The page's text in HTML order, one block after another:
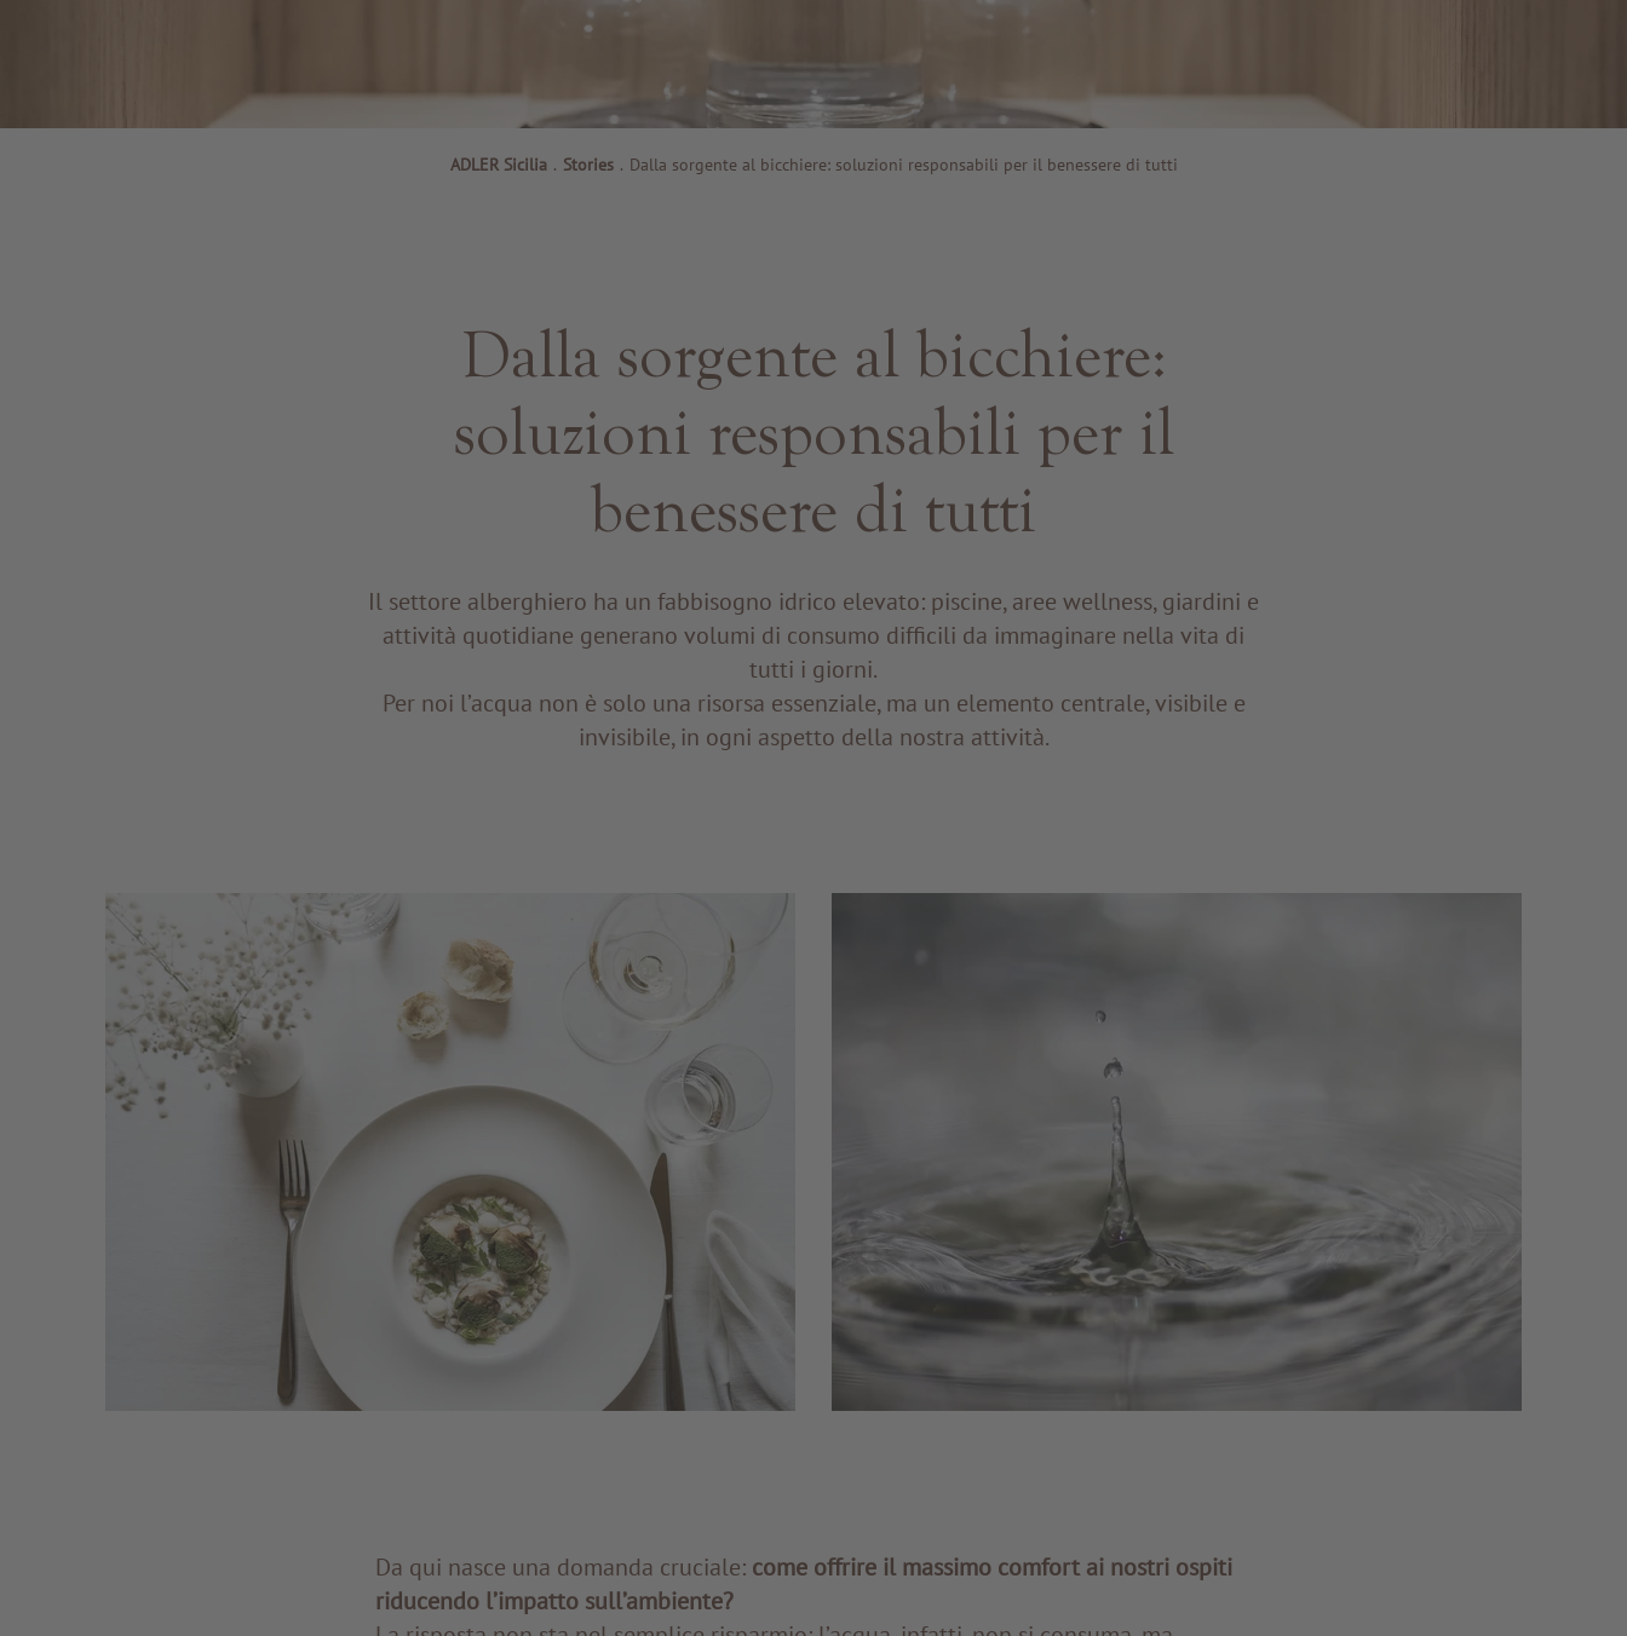
ADLER Sicilia . Stories . Dalla sorgente al bicchiere: soluzioni responsabili per il benessere di tutti
Dalla sorgente al bicchiere:
soluzioni responsabili per il
benessere di tutti
Il settore alberghiero ha un fabbisogno idrico elevato: piscine, aree wellness, giardini e
attività quotidiane generano volumi di consumo difficili da immaginare nella vita di
tutti i giorni.
Per noi l’acqua non è solo una risorsa essenziale, ma un elemento centrale, visibile e
invisibile, in ogni aspetto della nostra attività.
Da qui nasce una domanda cruciale: come offrire il massimo comfort ai nostri ospiti
riducendo l’impatto sull’ambiente?